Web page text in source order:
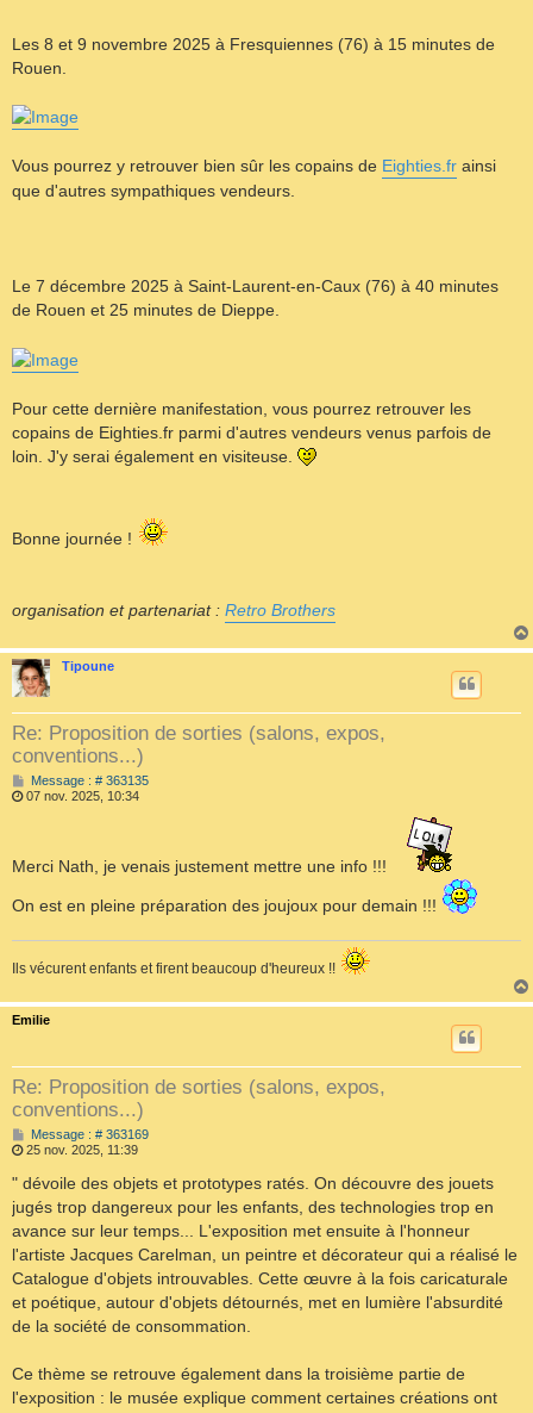
Les 8 et 9 novembre 2025 à Fresquiennes (76) à 15 minutes de
Rouen.
Vous pourrez y retrouver bien sûr les copains de Eighties.fr ainsi
que d'autres sympathiques vendeurs.
Le 7 décembre 2025 à Saint-Laurent-en-Caux (76) à 40 minutes
de Rouen et 25 minutes de Dieppe.
Pour cette dernière manifestation, vous pourrez retrouver les
copains de Eighties.fr parmi d'autres vendeurs venus parfois de
loin. J'y serai également en visiteuse.
Bonne journée !
organisation et partenariat : Retro Brothers
Tipoune
Re: Proposition de sorties (salons, expos,
conventions...)
Message : # 363135M
e
07 nov. 2025, 10:34
Merci Nath, je venais justement mettre une info !!!
On est en pleine préparation des joujoux pour demain !!!
Ils vécurent enfants et firent beaucoup d'heureux !!
Emilie
Re: Proposition de sorties (salons, expos,
conventions...)
Message : # 363169M
s
g
e
25 nov. 2025, 11:39
" dévoile des objets et prototypes ratés. On découvre des jouets
jugés trop dangereux pour les enfants, des technologies trop en
avance sur leur temps... L'exposition met ensuite à l'honneur
l'artiste Jacques Carelman, un peintre et décorateur qui a réalisé le
Catalogue d'objets introuvables. Cette œuvre à la fois caricaturale
et poétique, autour d'objets détournés, met en lumière l'absurdité
de la société de consommation.
Ce thème se retrouve également dans la troisième partie de
l'exposition : le musée explique comment certaines créations ont